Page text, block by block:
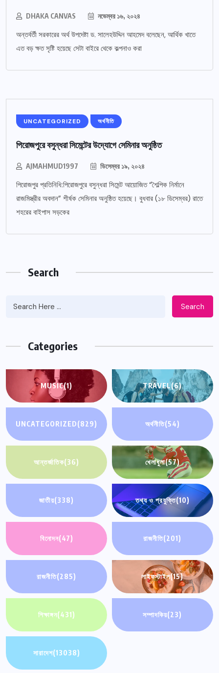
DHAKA CANVAS নভেম্বর ১৬, ২০২৪
অন্তর্বর্তী সরকারের অর্থ উপদেষ্টা ড. সালেহউদ্দিন আহমেদ বলেছেন, আর্থিক খাতে
এত বড় ক্ষত সৃষ্টি হয়েছে সেটা বাইরে থেকে কল্পনাও করা
UNCATEGORIZED অর্থনীতি
পিরোজপুরে বসুন্ধরা সিমেন্টের উদ্যোগে সেমিনার অনুষ্ঠিত
AJMAHMUD1997 ডিসেম্বর ১৯, ২০২৪
পিরোজপুর প্রতিনিধি:পিরোজপুরে বসুন্ধরা সিমেন্ট আয়োজিত “শৈল্পিক নির্মানে
রাজমিস্ত্রীর অবদান” শীর্ষক সেমিনার অনুষ্ঠিত হয়েছে। বুধবার (১৮ ডিসেম্বর) রাতে
শহরের বাইপাস সড়কের
Search
Search
Categories
MUSIC(1) TRAVEL(6)
UNCATEGORIZED(829) অর্থনীতি(54)
আন্তর্জাতিক(36) খেলাধুলা(57)
জাতীয়(338) তথ্য ও প্রযুক্তি(10)
বিনোদন(47) রাজনীতি(201)
রাজনীতি(285) লাইফস্টাইল(15)
শিক্ষাঙ্গন(431) সম্পাদকিয়(23)
সারাদেশ(13038)